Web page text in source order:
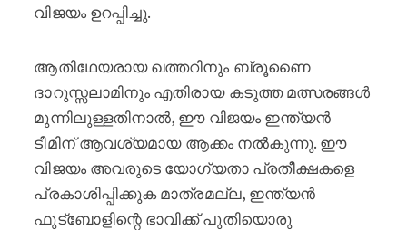
വിജയം ഉറപ്പിച്ചു.
ആതിഥേയരായ ഖത്തറിനും ബ്രൂണൈ
ദാറുസ്സലാമിനും എതിരായ കടുത്ത മത്സരങ്ങൾ
മുന്നിലുള്ളതിനാൽ, ഈ വിജയം ഇന്ത്യൻ
ടീമിന് ആവശ്യമായ ആക്കം നൽകുന്നു. ഈ
വിജയം അവരുടെ യോഗ്യതാ പ്രതീക്ഷകളെ
പ്രകാശിപ്പിക്കുക മാത്രമല്ല, ഇന്ത്യൻ
ഫുട്‌ബോളിന്റെ ഭാവിക്ക് പുതിയൊരു